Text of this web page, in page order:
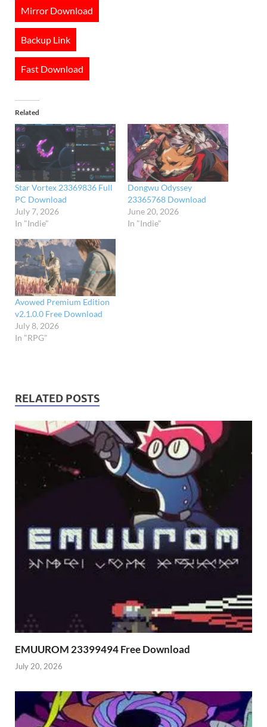
Mirror Download
Backup Link
Fast Download
Related
Star Vortex 23369836 Full
PC Download
July 7, 2026
In "Indie"
Dongwu Odyssey
23365768 Download
June 20, 2026
In "Indie"
Avowed Premium Edition
v2.1.0.0 Free Download
July 8, 2026
In "RPG"
RELATED POSTS
EMUUROM 23399494 Free Download
July 20, 2026